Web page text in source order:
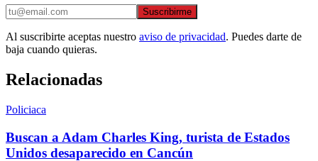
Suscribirme
Al suscribirte aceptas nuestro aviso de privacidad. Puedes darte de
baja cuando quieras.
Relacionadas
Policiaca
Buscan a Adam Charles King, turista de Estados
Unidos desaparecido en Cancún